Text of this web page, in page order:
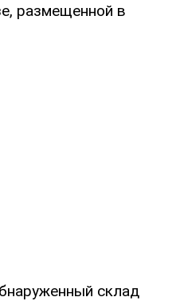
размещенной в
склад